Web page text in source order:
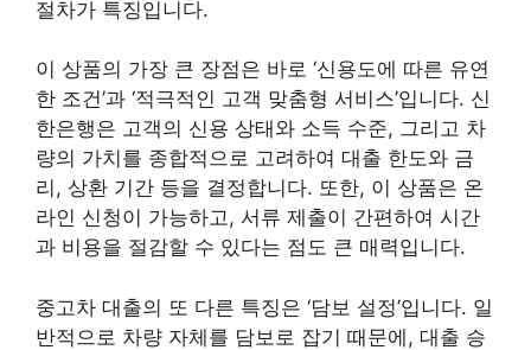
절차가 특징입니다.
이 상품의 가장 큰 장점은 바로 ‘신용도에 따른 유연
한 조건’과 ‘적극적인 고객 맞춤형 서비스’입니다. 신
한은행은 고객의 신용 상태와 소득 수준, 그리고 차
량의 가치를 종합적으로 고려하여 대출 한도와 금
리, 상환 기간 등을 결정합니다. 또한, 이 상품은 온
라인 신청이 가능하고, 서류 제출이 간편하여 시간
과 비용을 절감할 수 있다는 점도 큰 매력입니다.
중고차 대출의 또 다른 특징은 ‘담보 설정’입니다. 일
반적으로 차량 자체를 담보로 잡기 때문에, 대출 승